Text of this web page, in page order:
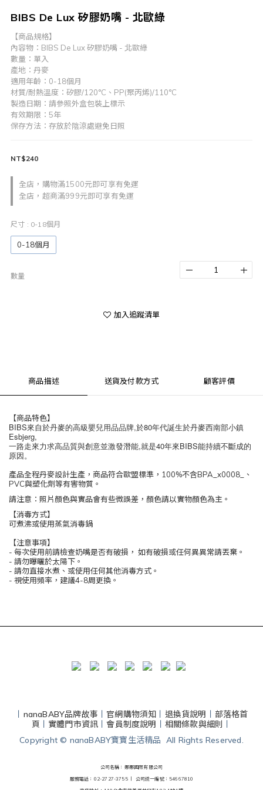
BIBS De Lux 矽膠奶嘴 - 北歐綠
【商品規格】
內容物：BIBS De Lux 矽膠奶嘴 - 北歐綠
數量：單入
產地：丹麥
適用年齡：0-18個月
材質/耐熱溫度：矽膠/120°C、PP(聚丙烯)/110°C
製造日期：請參照外盒包裝上標示
有效期限：5年
保存方法：存放於陰涼處避免日照
全店，購物滿1500元即可享有免運
全店，超商滿999元即可享有免運
NT$240
尺寸 : 0-18個月
0-18個月
數量
加入追蹤清單
商品描述 送貨及付款方式 顧客評價
【商品特色】
BIBS來自於丹麥的高級嬰兒用品品牌,於80年代誕生於丹麥西南部小鎮
Esbjerg,
一路走來力求高品質與創意並激發潛能,就是40年來BIBS能持續不斷成的
原因。
產品全程丹麥設計生產，商品符合歐盟標準，100%不含BPA_x0008_、
PVC與塑化劑等有害物質。
請注意：照片顏色與實品會有些微誤差，顏色請以實物顏色為主。
【消毒方式】
可煮沸或使用蒸氣消毒鍋
【注意事項】
- 每次使⽤前請檢查奶嘴是否有破損， 如有破損或任何異異常請丟棄。
- 請勿曝曬於太陽下。
- 請勿直接水煮、或使用任何其他消毒⽅式。
- 視使⽤頻率，建議4-8周更換。
nanaBABY品牌故事 官網購物須知 退換貨說明
部落格首
頁
實體門市資訊 丨會員制度說明 相關條款與細則
Copyright © nanaBABY寶寶生活精品 All Rights Reserved.
公司名稱：娜娜國際有限公司
服務電話：02-2727-3755 丨 公司統一編號：54667810